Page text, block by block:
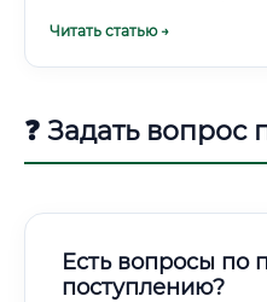
тем, кто чертит вручную.
Читать статью →
❓ Задать
Есть вопросы по
поступлению?